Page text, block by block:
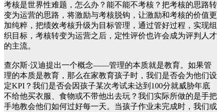
考核是世界性难题，怎么办？能不能不考核？把考核的思路转
变为运营的思路，将激励与考核脱钩，让激励和考核的价值更
加纯粹，把绩效考核升级为目标管理，通过管好过程，实现组
织目标，考核转变为运营之后，定性评价也许会成为评判人才
的主流。
查尔斯·汉迪提出一个概念——管理的本质就是教育。如果管
理的本质是教育，那么在家教育孩子时，我们是否会为他们设
定KPI？我们是否会因孩子某次考试未达到100分就威胁年底
不给他买衣服、食物或不带他出去玩？我们实际所做的是手把
手地教会他们如何过好每一天。当孩子作业未完成时，我们或